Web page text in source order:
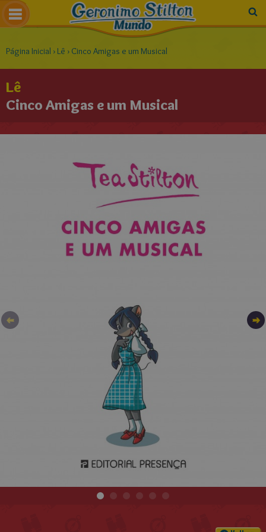
Página Inicial › Lê › Cinco Amigas e um Musical
Lê
Cinco Amigas e um Musical